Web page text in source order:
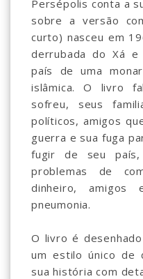
Persépolis conta a
sobre a versão
curto) nasceu em
derrubada do Xá
país de uma
islâmica. O livro
sofreu, seus
políticos, amigos
guerra e sua fuga
fugir de seu país,
problemas de
dinheiro, amigos
pneumonia.
O livro é
um estilo único de
sua história com